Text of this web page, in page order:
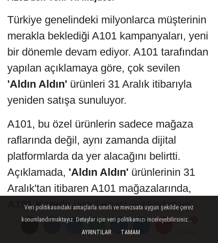
Türkiye genelindeki milyonlarca müşterinin
merakla beklediği A101 kampanyaları, yeni
bir dönemle devam ediyor. A101 tarafından
yapılan açıklamaya göre, çok sevilen
'Aldın Aldın' ürünleri 31 Aralık itibarıyla
yeniden satışa sunuluyor.
A101, bu özel ürünlerin sadece mağaza
raflarında değil, aynı zamanda dijital
platformlarda da yer alacağını belirtti.
Açıklamada, 'Aldın Aldın' ürünlerinin 31
Aralık'tan itibaren A101 mağazalarında,
A101 Kapıdauygulaması üzerinden ve
A101 Ekstrakanalında müşterilere
ulaştırılacağı ifade edildi.
Veri politikasındaki amaçlarla sınırlı ve mevzuata uygun şekilde çerez
konumlandırmaktayız. Detaylar için veri politikamızı inceleyebilirsiniz...
AYRINTILAR
TAMAM